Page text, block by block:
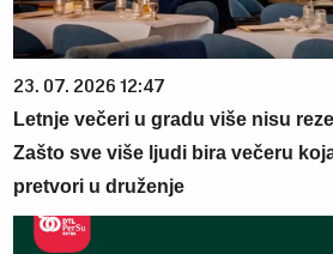
23. 07. 2026 12:47
Letnje večeri u gradu više nisu
Zašto sve više ljudi bira večeru
pretvori u druženje